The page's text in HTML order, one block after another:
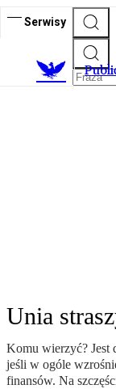
Serwisy
Unia
Komu wierzyć? Jest
jeśli w ogóle
finansów. Na